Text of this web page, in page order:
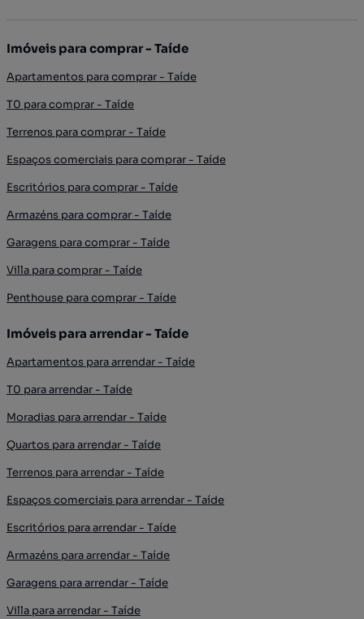
Imóveis para comprar - Taíde
Apartamentos para comprar - Taíde
T0 para comprar - Taíde
Terrenos para comprar - Taíde
Espaços comerciais para comprar - Taíde
Escritórios para comprar - Taíde
Armazéns para comprar - Taíde
Garagens para comprar - Taíde
Villa para comprar - Taíde
Penthouse para comprar - Taíde
Imóveis para arrendar - Taíde
Apartamentos para arrendar - Taíde
T0 para arrendar - Taíde
Moradias para arrendar - Taíde
Quartos para arrendar - Taíde
Terrenos para arrendar - Taíde
Espaços comerciais para arrendar - Taíde
Escritórios para arrendar - Taíde
Armazéns para arrendar - Taíde
Garagens para arrendar - Taíde
Villa para arrendar - Taíde